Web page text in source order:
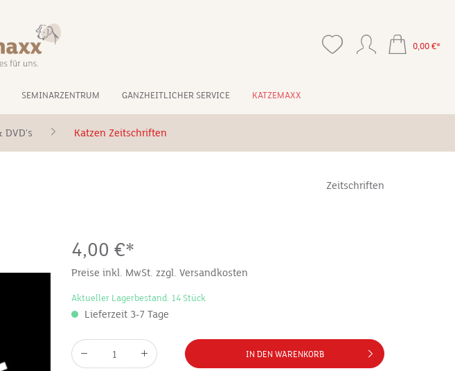
0,00 €*
SEMINARZENTRUM GANZHEITLICHER SERVICE KATZEMAXX
DVD's Katzen Zeitschriften
Zeitschriften
4,00 €*
Preise inkl. MwSt. zzgl. Versandkosten
Aktueller Lagerbestand: 14 Stück
Lieferzeit 3-7 Tage
IN DEN WARENKORB